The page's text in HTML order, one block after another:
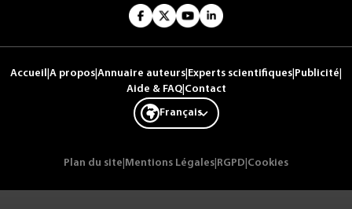
Accueil A propos Annuaire auteurs Experts scientifiques Publicité
Aide & FAQ| Contact
Français
Plan du site Mentions Légales RGPD Cookies